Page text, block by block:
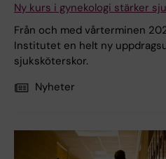
Ny kurs i gynekologi stärker
Från och med vårterminen
Institutet en helt ny
sjuksköterskor.
Nyheter